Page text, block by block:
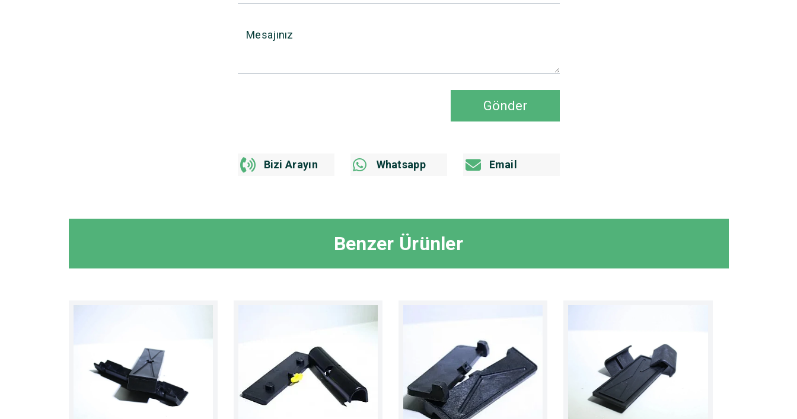
Mesajınız
Gönder
Bizi Arayın Whatsapp Email
Benzer Ürünler